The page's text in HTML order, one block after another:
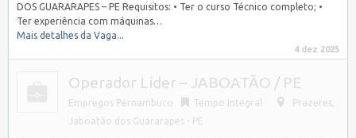
DOS GUARARAPES – PE Requisitos: • Ter o curso Técnico completo; •
Ter experiência com máquinas…
Mais detalhes da Vaga...
4 dez 2025
Operador Líder – JABOATÃO / PE
Empregos Pernambuco Tempo Integral
Prazeres,
Jaboatão dos Guararapes - PE